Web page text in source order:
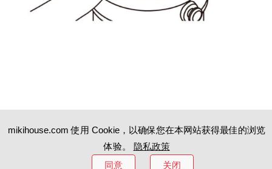
将嘴靠在杯口处，慢慢倾斜地饮用。
mikihouse.com 使用 Cookie，以确保您在本网站获得最佳的浏览
体验。 隐私政策
同意
关闭